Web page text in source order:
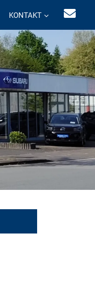
KONTAKT